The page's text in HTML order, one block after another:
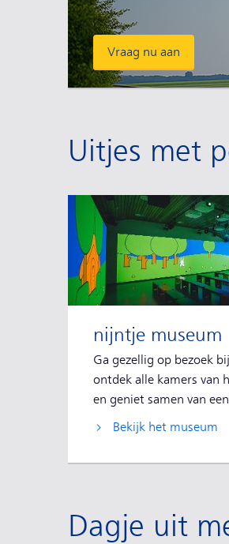
Vraag nu aan
Uitjes met
nijntje museum
Ga gezellig op bezoek
ontdek alle kamers van
en geniet samen van
Bekijk het museum
Dagje uit